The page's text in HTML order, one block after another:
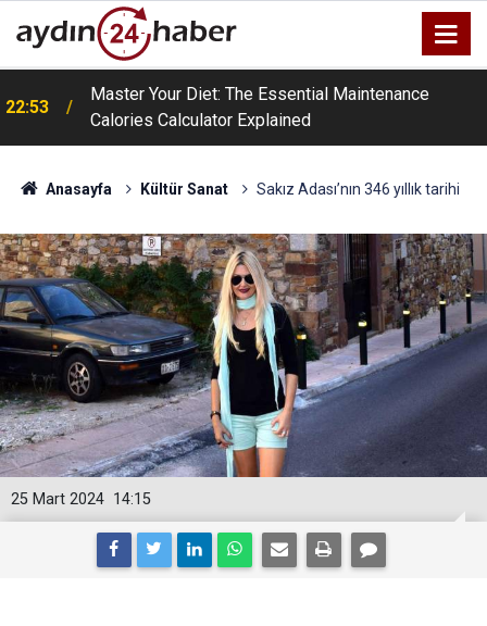
22:53
Master Your Diet: The Essential Maintenance
Calories Calculator Explained
Anasayfa Kültür Sanat Sakız Adası’nın 346 yıllık tarihi
14:15
25 Mart 2024